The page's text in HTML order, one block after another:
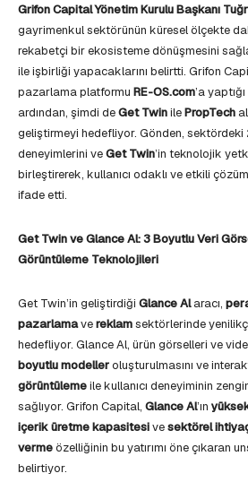
Grifon Capital Yönetim Kurulu Başkanı
gayrimenkul sektörünün küresel ölçekte
rekabetçi bir ekosisteme dönüşmesini
ile işbirliği yapacaklarını belirtti. Grifon
pazarlama platformu RE-OS.com’a
ardından, şimdi deGet TwinilePropTech
geliştirmeyi hedefliyor. Gönden, sektördeki
deneyimlerini veGet Twin’in teknolojik
birleştirerek, kullanıcı odaklı ve etkili
ifade etti.
Get Twin ve Glance Al: 3 Boyutlu Veri
Görüntüleme Teknolojileri
Get Twin’in geliştirdiği Glance Alaracı,
pazarlamavereklamsektörlerinde
hedefliyor. Glance Al, ürün görselleri ve
boyutlu modelleroluşturulmasını ve
görüntülemeile kullanıcı deneyiminin
sağlıyor. Grifon Capital, Glance Al’ın
içerik üretme kapasitesivesektörel
vermeözelliğinin bu yatırımı öne çıkaran
belirtiyor.